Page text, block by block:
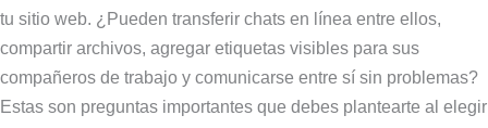
tu sitio web. ¿Pueden transferir chats en línea entre ellos,
compartir archivos, agregar etiquetas visibles para sus
compañeros de trabajo y comunicarse entre sí sin problemas?
Estas son preguntas importantes que debes plantearte al elegir